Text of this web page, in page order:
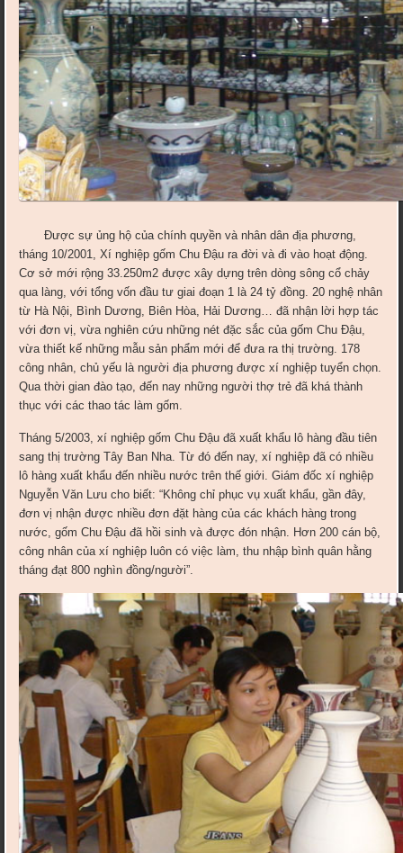
Được sự ủng hộ của chính quyền và nhân dân địa phương,
tháng 10/2001, Xí nghiệp gốm Chu Đậu ra đời và đi vào hoạt động.
Cơ sở mới rộng 33.250m2 được xây dựng trên dòng sông cổ chảy
qua làng, với tổng vốn đầu tư giai đoạn 1 là 24 tỷ đồng. 20 nghệ nhân
từ Hà Nội, Bình Dương, Biên Hòa, Hải Dương… đã nhận lời hợp tác
với đơn vị, vừa nghiên cứu những nét đặc sắc của gốm Chu Đậu,
vừa thiết kế những mẫu sản phẩm mới để đưa ra thị trường. 178
công nhân, chủ yếu là người địa phương được xí nghiệp tuyển chọn.
Qua thời gian đào tạo, đến nay những người thợ trẻ đã khá thành
thục với các thao tác làm gốm.
Tháng 5/2003, xí nghiệp gốm Chu Đậu đã xuất khẩu lô hàng đầu tiên
sang thị trường Tây Ban Nha. Từ đó đến nay, xí nghiệp đã có nhiều
lô hàng xuất khẩu đến nhiều nước trên thế giới. Giám đốc xí nghiệp
Nguyễn Văn Lưu cho biết: “Không chỉ phục vụ xuất khẩu, gần đây,
đơn vị nhận được nhiều đơn đặt hàng của các khách hàng trong
nước, gốm Chu Đậu đã hồi sinh và được đón nhận. Hơn 200 cán bộ,
công nhân của xí nghiệp luôn có việc làm, thu nhập bình quân hằng
tháng đạt 800 nghìn đồng/người”.